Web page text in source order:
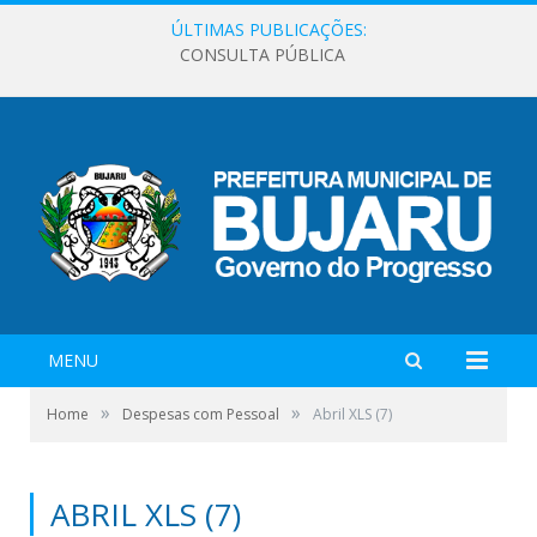
ÚLTIMAS PUBLICAÇÕES:
CONSULTA PÚBLICA
MENU
Home » Despesas com Pessoal » Abril XLS (7)
ABRIL XLS (7)